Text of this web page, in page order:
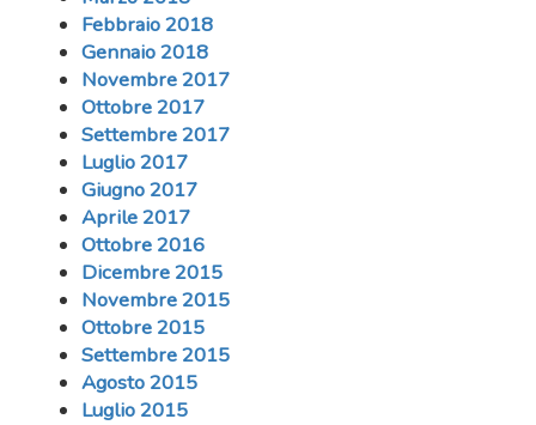
Febbraio 2018
Gennaio 2018
Novembre 2017
Ottobre 2017
Settembre 2017
Luglio 2017
Giugno 2017
Aprile 2017
Ottobre 2016
Dicembre 2015
Novembre 2015
Ottobre 2015
Settembre 2015
Agosto 2015
Luglio 2015